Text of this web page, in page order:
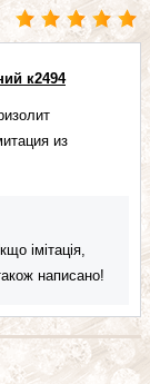
к2494
из
імітація,
написано!